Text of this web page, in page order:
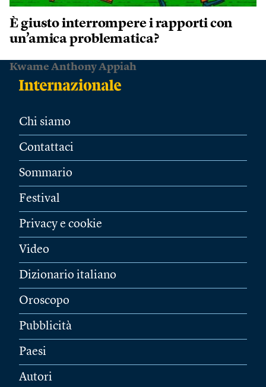
È giusto interrompere i rapporti con
un’amica problematica?
Kwame Anthony Appiah
Chi siamo
Contattaci
Sommario
Festival
Privacy e cookie
Video
Dizionario italiano
Oroscopo
Pubblicità
Paesi
Autori